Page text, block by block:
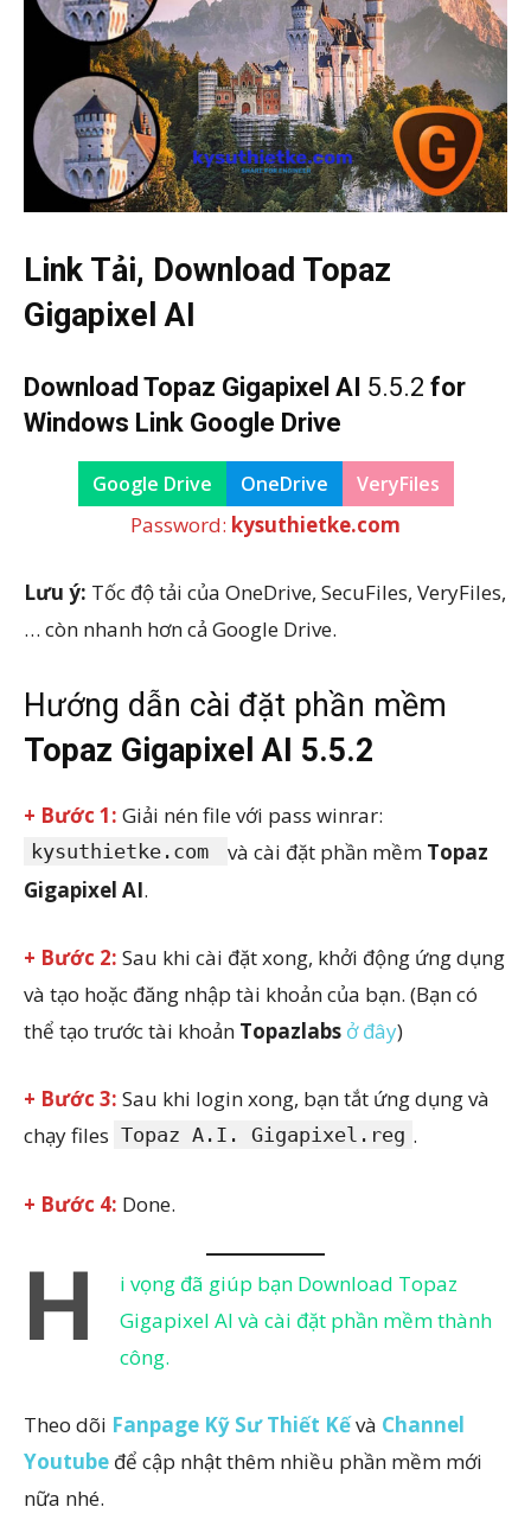
Link Tải, Download Topaz
Gigapixel AI
Download Topaz Gigapixel AI 5.5.2 for
Windows Link Google Drive
Google Drive OneDrive VeryFiles
Password: kysuthietke.com
Lưu ý: Tốc độ tải của OneDrive, SecuFiles, VeryFiles,
… còn nhanh hơn cả Google Drive.
Hướng dẫn cài đặt phần mềm
Topaz Gigapixel AI 5.5.2
+ Bước 1: Giải nén file với pass winrar:
kysuthietke.com và cài đặt phần mềm Topaz
Gigapixel AI.
+ Bước 2: Sau khi cài đặt xong, khởi động ứng dụng
và tạo hoặc đăng nhập tài khoản của bạn. (Bạn có
thể tạo trước tài khoản Topazlabs ở đây)
+ Bước 3: Sau khi login xong, bạn tắt ứng dụng và
chạy files Topaz A.I. Gigapixel.reg .
+ Bước 4: Done.
H
i vọng đã giúp bạn Download Topaz
Gigapixel AI và cài đặt phần mềm thành
công.
Theo dõi Fanpage Kỹ Sư Thiết Kếvà Channel
Youtube để cập nhật thêm nhiều phần mềm mới
nữa nhé.